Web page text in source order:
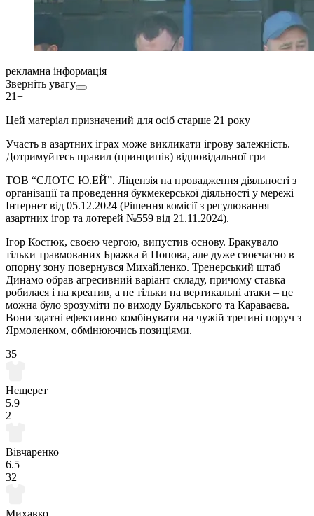
рекламна інформація
Зверніть увагу
21+
Цей матеріал призначений для осіб старше 21 року
Участь в азартних іграх може викликати ігрову залежність.
Дотримуйтесь правил (принципів) відповідальної гри
ТОВ “СЛОТС Ю.ЕЙ”. Ліцензія на провадження діяльності з
організації та проведення букмекерської діяльності у мережі
Інтернет від 05.12.2024 (Рішення комісії з регулювання
азартних ігор та лотерей №559 від 21.11.2024).
Ігор Костюк, своєю чергою, випустив основу. Бракувало
тільки травмованих Бражка й Попова, але дуже своєчасно в
опорну зону повернувся Михайленко. Тренерський штаб
Динамо обрав агресивний варіант складу, причому ставка
робилася і на креатив, а не тільки на вертикальні атаки – це
можна було зрозуміти по виходу Буяльського та Караваєва.
Вони здатні ефективно комбінувати на чужій третині поруч з
Ярмоленком, обмінюючись позиціями.
35
Нещерет
5.9
2
Вівчаренко
6.5
32